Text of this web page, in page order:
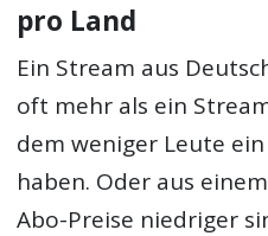
pro Land
Ein Stream aus
oft mehr als ein
dem weniger Leute
haben. Oder aus
Abo-Preise niedriger